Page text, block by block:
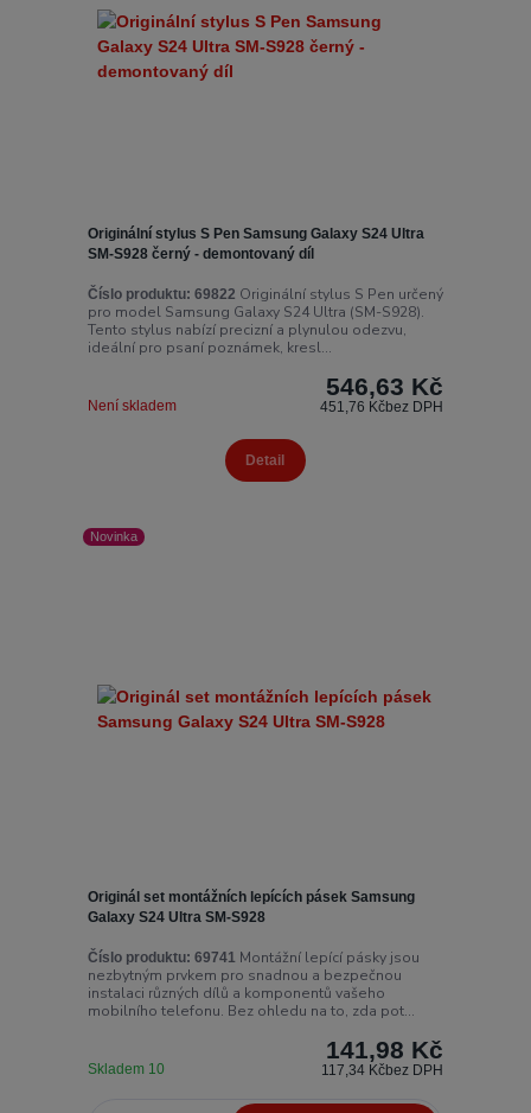
Originální stylus S Pen Samsung Galaxy S24 Ultra
SM-S928 černý - demontovaný díl
Číslo produktu: 69822 Originální stylus S Pen určený
pro model Samsung Galaxy S24 Ultra (SM-S928).
Tento stylus nabízí precizní a plynulou odezvu,
ideální pro psaní poznámek, kresl...
546,63 Kč
451,76 Kčbez DPH
Není skladem
Detail
Novinka
Originál set montážních lepících pásek Samsung
Galaxy S24 Ultra SM-S928
Číslo produktu: 69741Montážní lepící pásky jsou
nezbytným prvkem pro snadnou a bezpečnou
instalaci různých dílů a komponentů vašeho
mobilního telefonu. Bez ohledu na to, zda pot...
141,98 Kč
117,34 Kčbez DPH
Skladem 10